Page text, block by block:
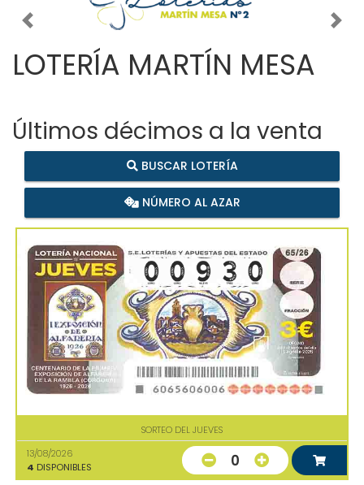
Imagen anterior
LOTERÍA MARTÍN MESA
Últimos décimos a la venta
BUSCAR LOTERÍA
NÚMERO AL AZAR
SORTEO DEL JUEVES
13/08/2026
4 DISPONIBLES 0